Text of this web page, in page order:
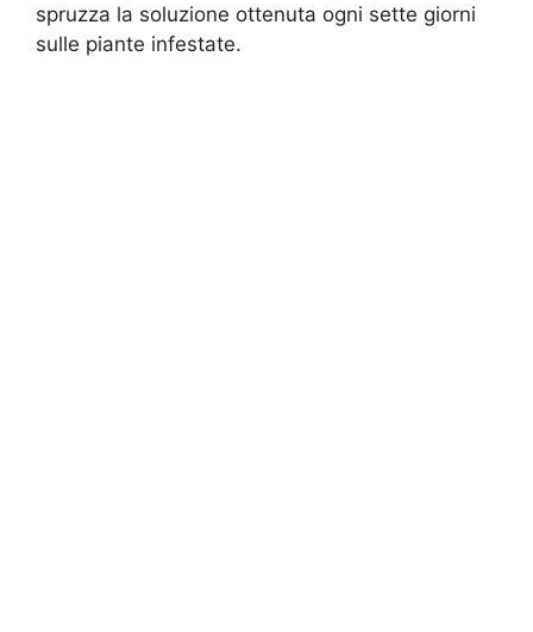
spruzza la soluzione ottenuta ogni sette giorni
sulle piante infestate.